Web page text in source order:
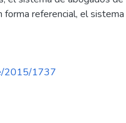
forma referencial, el
2015/1737